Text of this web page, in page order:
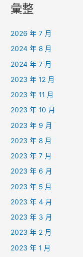
彙整
2026 年 7 月
2024 年 8 月
2024 年 7 月
2023 年 12 月
2023 年 11 月
2023 年 10 月
2023 年 9 月
2023 年 8 月
2023 年 7 月
2023 年 6 月
2023 年 5 月
2023 年 4 月
2023 年 3 月
2023 年 2 月
2023 年 1 月